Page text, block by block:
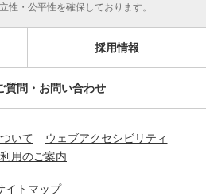
性・公平性を確保しております。
採用情報
質問・お問い合わせ
いて
ウェブアクセシビリティ
用のご案内
イトマップ